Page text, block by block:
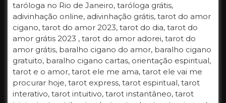
taróloga no Rio de Janeiro, taróloga grátis,
adivinhação online, adivinhação grátis, tarot do amor
cigano, tarot do amor 2023, tarot do dia, tarot do
amor grátis 2023 , tarot do amor adorei, tarot do
amor grátis, baralho cigano do amor, baralho cigano
gratuito, baralho cigano cartas, orientação espiritual,
tarot e o amor, tarot ele me ama, tarot ele vai me
procurar hoje, tarot express, tarot espiritual, tarot
interativo, tarot intuitivo, tarot instantâneo, tarot